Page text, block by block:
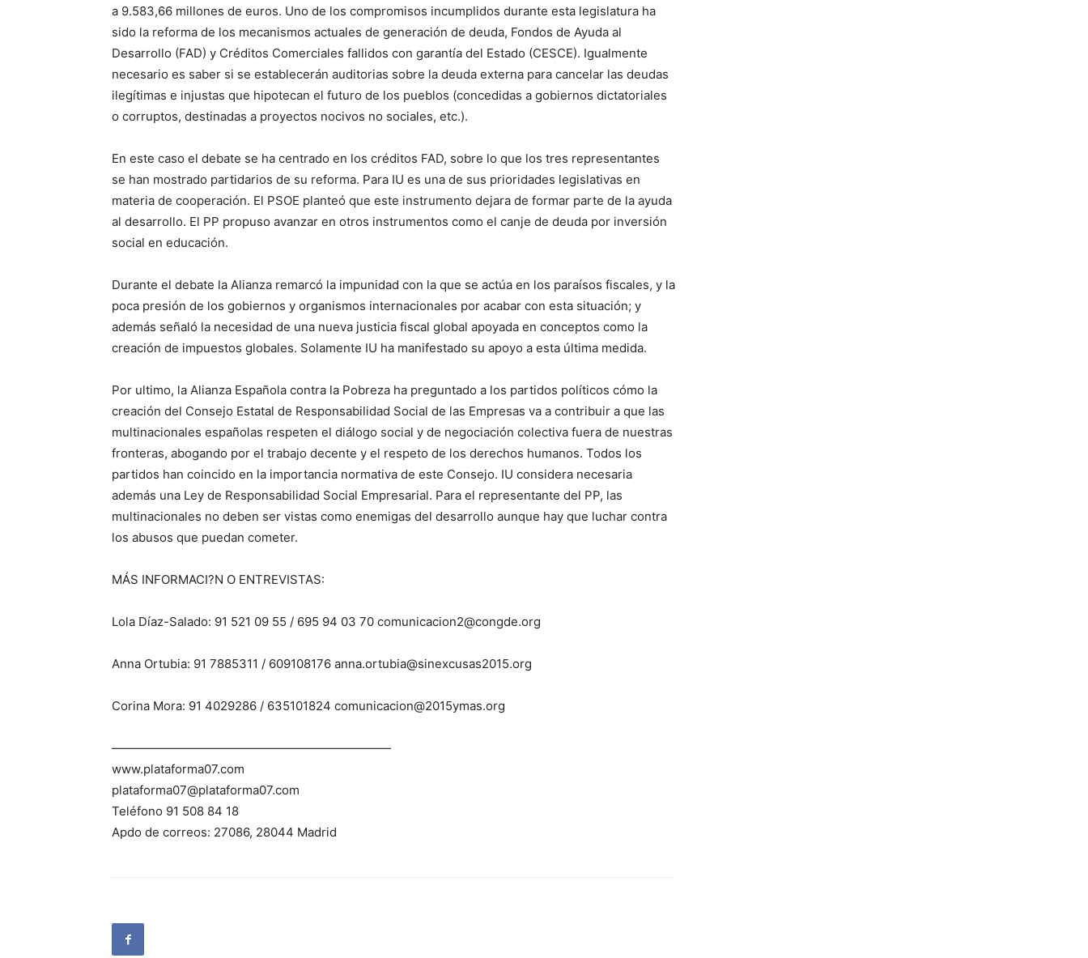
a 9.583,66 millones de euros. Uno de los compromisos incumplidos durante esta legislatura ha
sido la reforma de los mecanismos actuales de generación de deuda, Fondos de Ayuda al
Desarrollo (FAD) y Créditos Comerciales fallidos con garantía del Estado (CESCE). Igualmente
necesario es saber si se establecerán auditorias sobre la deuda externa para cancelar las deudas
ilegítimas e injustas que hipotecan el futuro de los pueblos (concedidas a gobiernos dictatoriales
o corruptos, destinadas a proyectos nocivos no sociales, etc.).
En este caso el debate se ha centrado en los créditos FAD, sobre lo que los tres representantes
se han mostrado partidarios de su reforma. Para IU es una de sus prioridades legislativas en
materia de cooperación. El PSOE planteó que este instrumento dejara de formar parte de la ayuda
al desarrollo. El PP propuso avanzar en otros instrumentos como el canje de deuda por inversión
social en educación.
Durante el debate la Alianza remarcó la impunidad con la que se actúa en los paraísos fiscales, y la
poca presión de los gobiernos y organismos internacionales por acabar con esta situación; y
además señaló la necesidad de una nueva justicia fiscal global apoyada en conceptos como la
creación de impuestos globales. Solamente IU ha manifestado su apoyo a esta última medida.
Por ultimo, la Alianza Española contra la Pobreza ha preguntado a los partidos políticos cómo la
creación del Consejo Estatal de Responsabilidad Social de las Empresas va a contribuir a que las
multinacionales españolas respeten el diálogo social y de negociación colectiva fuera de nuestras
fronteras, abogando por el trabajo decente y el respeto de los derechos humanos. Todos los
partidos han coincido en la importancia normativa de este Consejo. IU considera necesaria
además una Ley de Responsabilidad Social Empresarial. Para el representante del PP, las
multinacionales no deben ser vistas como enemigas del desarrollo aunque hay que luchar contra
los abusos que puedan cometer.
MÁS INFORMACI?N O ENTREVISTAS:
Lola Díaz-Salado: 91 521 09 55 / 695 94 03 70 comunicacion2@congde.org
Anna Ortubia: 91 7885311 / 609108176 anna.ortubia@sinexcusas2015.org
Corina Mora: 91 4029286 / 635101824 comunicacion@2015ymas.org
———————————————————————
www.plataforma07.com
plataforma07@plataforma07.com
Teléfono 91 508 84 18
Apdo de correos: 27086, 28044 Madrid